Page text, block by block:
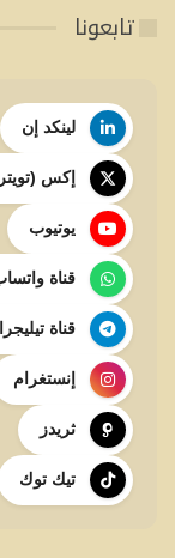
تابعونا
لينكد إن
إكس
يوتيوب
قناة
قناة
إنستغرام
ثريدز
تيك توك